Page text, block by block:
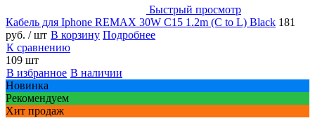
Быстрый просмотр
Кабель для Iphone REMAX 30W C15 1.2m (C to L) Black 181
руб. / шт В корзину Подробнее
К сравнению
109 шт
В избранное В наличии
Новинка
Рекомендуем
Хит продаж